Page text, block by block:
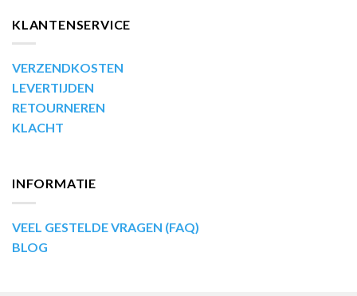
KLANTENSERVICE
VERZENDKOSTEN
LEVERTIJDEN
RETOURNEREN
KLACHT
INFORMATIE
VEEL GESTELDE VRAGEN (FAQ)
BLOG